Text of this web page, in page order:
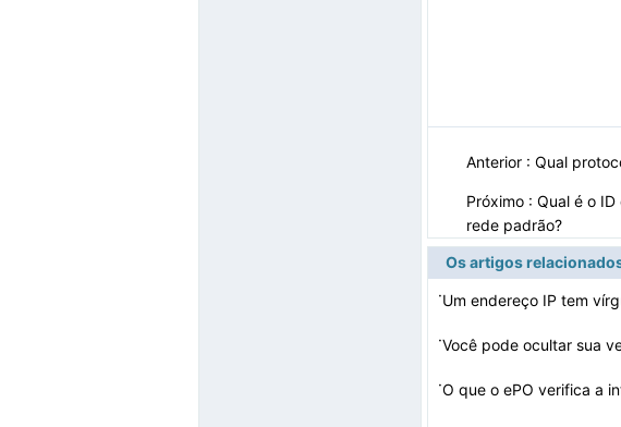
Anterior : Qual
Próximo : Qual é o
rede padrão?
Os artigos
·Um endereço IP tem
·Você pode ocultar sua
·O que o ePO verifica a